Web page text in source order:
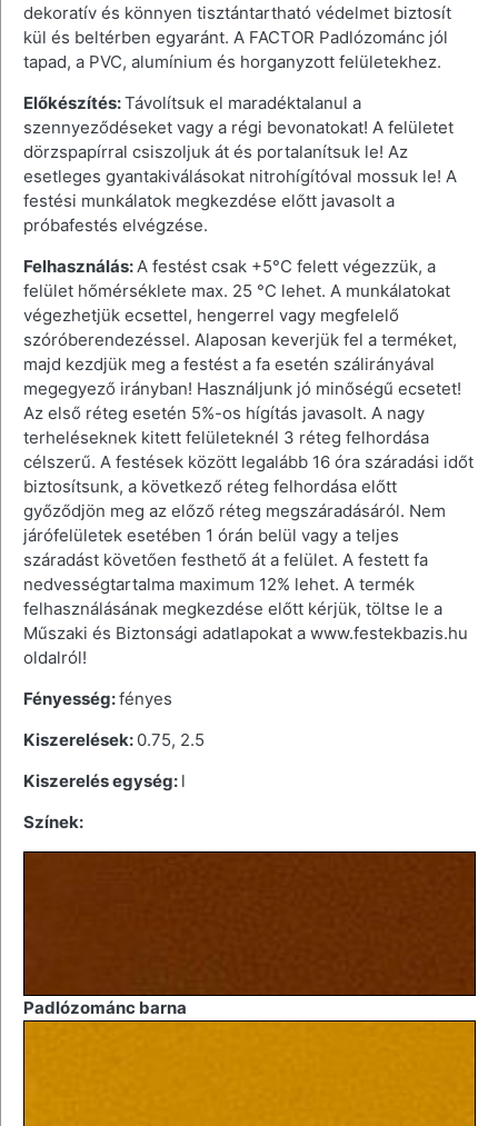
dekoratív és könnyen tisztántartható védelmet biztosít
kül és beltérben egyaránt. A FACTOR Padlózománc jól
tapad, a PVC, alumínium és horganyzott felületekhez.
Előkészítés:Távolítsuk el maradéktalanul a
szennyeződéseket vagy a régi bevonatokat! A felületet
dörzspapírral csiszoljuk át és portalanítsuk le! Az
esetleges gyantakiválásokat nitrohígítóval mossuk le! A
festési munkálatok megkezdése előtt javasolt a
próbafestés elvégzése.
Felhasználás:A festést csak +5°C felett végezzük, a
felület hőmérséklete max. 25 °C lehet. A munkálatokat
végezhetjük ecsettel, hengerrel vagy megfelelő
szóróberendezéssel. Alaposan keverjük fel a terméket,
majd kezdjük meg a festést a fa esetén szálirányával
megegyező irányban! Használjunk jó minőségű ecsetet!
Az első réteg esetén 5%-os hígítás javasolt. A nagy
terheléseknek kitett felületeknél 3 réteg felhordása
célszerű. A festések között legalább 16 óra száradási időt
biztosítsunk, a következő réteg felhordása előtt
győződjön meg az előző réteg megszáradásáról. Nem
járófelületek esetében 1 órán belül vagy a teljes
száradást követően festhető át a felület. A festett fa
nedvességtartalma maximum 12% lehet. A termék
felhasználásának megkezdése előtt kérjük, töltse le a
Műszaki és Biztonsági adatlapokat a www.festekbazis.hu
oldalról!
Fényesség:fényes
Kiszerelések: 0.75, 2.5
Kiszerelés egység: l
Színek:
Padlózománc barna